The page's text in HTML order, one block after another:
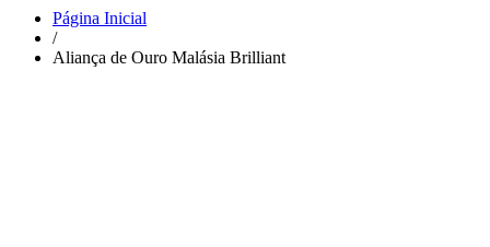
Página Inicial
/
Aliança de Ouro Malásia Brilliant